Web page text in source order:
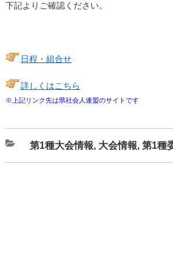
下記よりご確認ください。
日程・組合せ
詳しくはこちら
※上記リンク先は県社会人連盟のサイトです
カ
テ
第1種大会情報, 大会情報, 第1種